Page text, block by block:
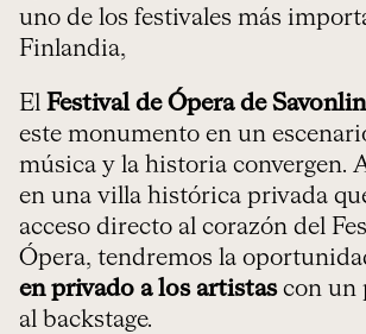
uno de los festivales más
Finlandia,
El Festival de Ópera de
este monumento en un
música y la historia convergen.
en una villa histórica privada
acceso directo al corazón del
Ópera, tendremos la
en privado a los artistascon un
al backstage.